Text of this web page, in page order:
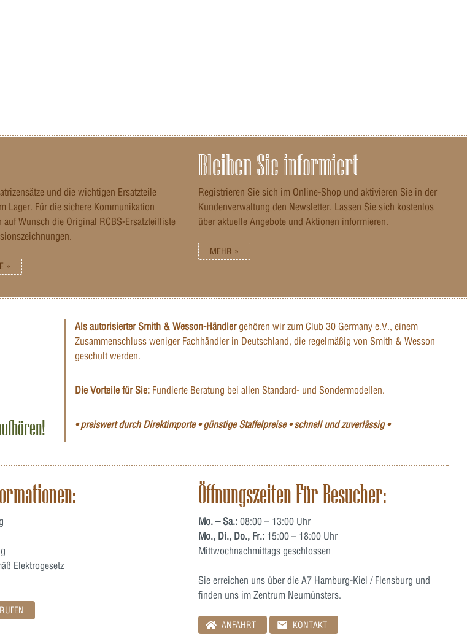
und die wichtigen Ersatzteile
Lager. Für die sichere Kommunikation
Wunsch die Original RCBS-Ersatzteilliste
»
Bleiben Sie informiert
Registrieren Sie sich im Online-Shop und aktivieren Sie in der
Kundenverwaltung den Newsletter. Lassen Sie sich kostenlos
über aktuelle Angebote und Aktionen informieren.
MEHR »
Als autorisierter Smith & Wesson-Händlergehören wir zum Club 30 Germany e.V., einem
Zusammenschluss weniger Fachhändler in Deutschland, die regelmäßig von Smith & Wesson
geschult werden.
Die Vorteile für Sie: Fundierte Beratung bei allen Standard- und Sondermodellen.
• preiswert durch Direktimporte • günstige Staffelpreise • schnell und zuverlässig •
Elektrogesetz
Öffnungszeiten Für Besucher:
Mo. – Sa.: 08:00 – 13:00 Uhr
Mo., Di., Do., Fr.: 15:00 – 18:00 Uhr
Mittwochnachmittags geschlossen
Sie erreichen uns über die A7 Hamburg-Kiel / Flensburg und
finden uns im Zentrum Neumünsters.
ANFAHRT KONTAKT